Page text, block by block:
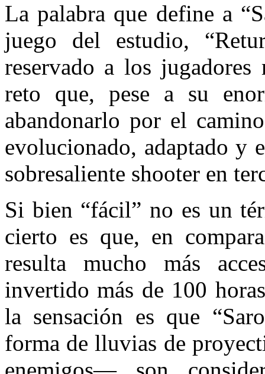
La palabra que define a
juego del estudio,
reservado a los
reto que, pese a su
abandonarlo por el
evolucionado, adaptado y
sobresaliente shooter en
Si bien “fácil” no es un
cierto es que, en
resulta mucho más
invertido más de 100
la sensación es que
forma de lluvias de